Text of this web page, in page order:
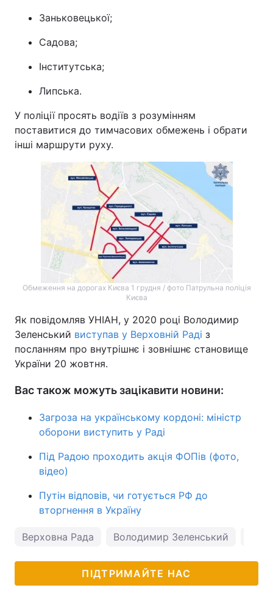
Заньковецької;
Садова;
Інститутська;
Липська.
У поліції просять водіїв з розумінням
поставитися до тимчасових обмежень і обрати
інші маршрути руху.
Обмеження на дорогах Києва 1 грудня / фото Патрульна поліція
Києва
Як повідомляв УНІАН, у 2020 році Володимир
Зеленський виступав у Верховній Раді з
посланням про внутрішнє і зовнішнє становище
України 20 жовтня.
Вас також можуть зацікавити новини:
Загроза на українському кордоні: міністр
оборони виступить у Раді
Під Радою проходить акція ФОПів (фото,
відео)
Путін відповів, чи готується РФ до
вторгнення в Україну
Верховна Рада Володимир Зеленський
ПІДТРИМАЙТЕ НАС